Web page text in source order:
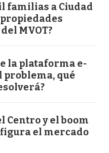
familias a Ciudad
MVOT?
la plataforma e-
problema, qué
Centro y el boom
el mercado